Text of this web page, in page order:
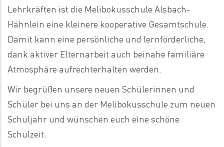
Lehrkräften ist die Melibokusschule Alsbach-
Hähnlein eine kleinere kooperative Gesamtschule.
Damit kann eine persönliche und lernförderliche,
dank aktiver Elternarbeit auch beinahe familiäre
Atmosphäre aufrechterhalten werden.
Wir begrüßen unsere neuen Schülerinnen und
Schüler bei uns an der Melibokusschule zum neuen
Schuljahr und wünschen euch eine schöne
Schulzeit.